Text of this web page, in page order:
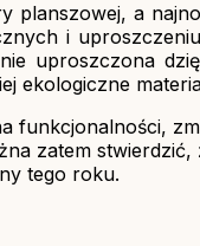
planszowej, a
i
uproszczona
ekologiczne
funkcjonalności,
zatem
tego roku.